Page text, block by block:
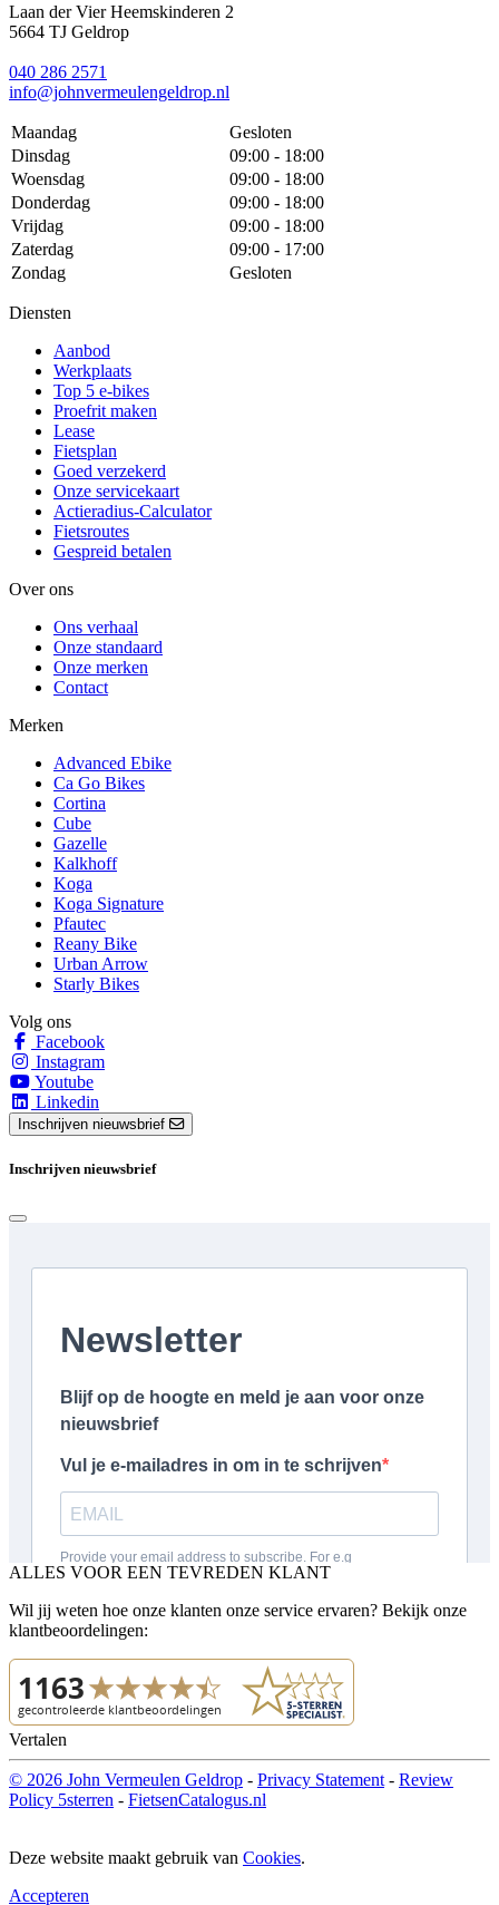
Laan der Vier Heemskinderen 2
5664 TJ Geldrop
040 286 2571
info@johnvermeulengeldrop.nl
Maandag
Gesloten
Dinsdag
09:00 - 18:00
Woensdag
09:00 - 18:00
Donderdag
09:00 - 18:00
Vrijdag
09:00 - 18:00
Zaterdag
09:00 - 17:00
Zondag
Gesloten
Diensten
Aanbod
Werkplaats
Top 5 e-bikes
Proefrit maken
Lease
Fietsplan
Goed verzekerd
Onze servicekaart
Actieradius-Calculator
Fietsroutes
Gespreid betalen
Over ons
Ons verhaal
Onze standaard
Onze merken
Contact
Merken
Advanced Ebike
Ca Go Bikes
Cortina
Cube
Gazelle
Kalkhoff
Koga
Koga Signature
Pfautec
Reany Bike
Urban Arrow
Starly Bikes
Volg ons
Facebook
Instagram
Youtube
Linkedin
Inschrijven nieuwsbrief
Inschrijven nieuwsbrief
ALLES VOOR EEN TEVREDEN KLANT
Wil jij weten hoe onze klanten onze service ervaren? Bekijk onze
klantbeoordelingen:
Vertalen
© 2026 John Vermeulen Geldrop - Privacy Statement - Review
Policy 5sterren - FietsenCatalogus.nl
Deze website maakt gebruik van Cookies.
Accepteren